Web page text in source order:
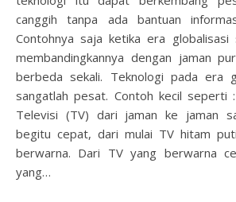
canggih tanpa ada bantuan
Contohnya saja ketika era
membandingkannya dengan jaman
berbeda sekali. Teknologi pada era
sangatlah pesat. Contoh kecil seperti
Televisi (TV) dari jaman ke jaman
begitu cepat, dari mulai TV hitam
berwarna. Dari TV yang berwarna
yang…